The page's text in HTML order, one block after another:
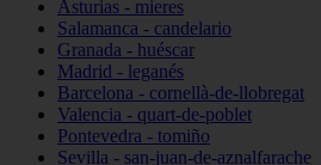
Asturias - mieres
Salamanca - candelario
Granada - huéscar
Madrid - leganés
Barcelona - cornellà-de-llobregat
Valencia - quart-de-poblet
Pontevedra - tomiño
Sevilla - san-juan-de-aznalfarache